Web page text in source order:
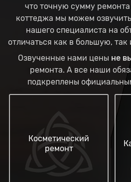
что точную сумму
коттеджа мы можем
нашего специалиста на
отличаться как в большую, так
Озвученные нами цены не
ремонта. А все наши
подкреплены
Косметический
ремонт